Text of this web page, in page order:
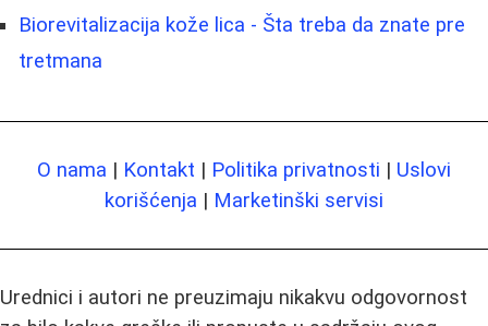
Biorevitalizacija kože lica - Šta treba da znate pre
tretmana
O nama | Kontakt | Politika privatnosti | Uslovi
korišćenja | Marketinški servisi
Urednici i autori ne preuzimaju nikakvu odgovornost